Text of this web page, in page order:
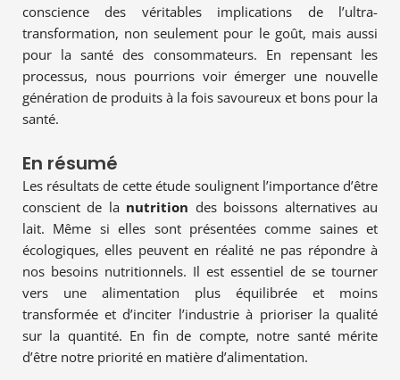
conscience des véritables implications de l’ultra-
transformation, non seulement pour le goût, mais aussi
pour la santé des consommateurs. En repensant les
processus, nous pourrions voir émerger une nouvelle
génération de produits à la fois savoureux et bons pour la
santé.
En résumé
Les résultats de cette étude soulignent l’importance d’être
conscient de la nutrition des boissons alternatives au
lait. Même si elles sont présentées comme saines et
écologiques, elles peuvent en réalité ne pas répondre à
nos besoins nutritionnels. Il est essentiel de se tourner
vers une alimentation plus équilibrée et moins
transformée et d’inciter l’industrie à prioriser la qualité
sur la quantité. En fin de compte, notre santé mérite
d’être notre priorité en matière d’alimentation.